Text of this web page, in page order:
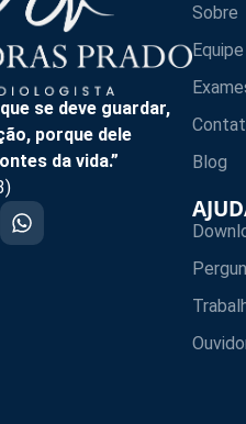
se deve guardar,
porque dele
da vida.”
Sobre
Equipe
Blog